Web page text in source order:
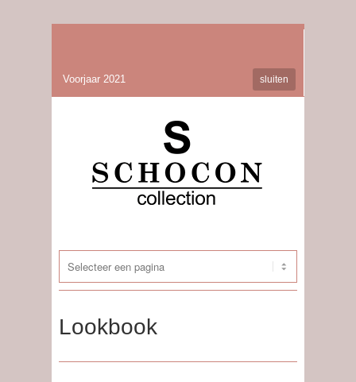
Voorjaar 2021 sluiten
Lookbook